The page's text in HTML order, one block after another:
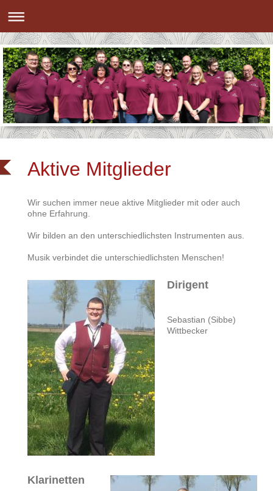
Aktive Mitglieder
Wir suchen immer neue aktive Mitglieder mit oder auch
ohne Erfahrung.
Wir bilden an den unterschiedlichsten Instrumenten aus.
Musik verbindet die unterschiedlichsten Menschen!
Dirigent
Sebastian (Sibbe)
Wittbecker
Klarinetten